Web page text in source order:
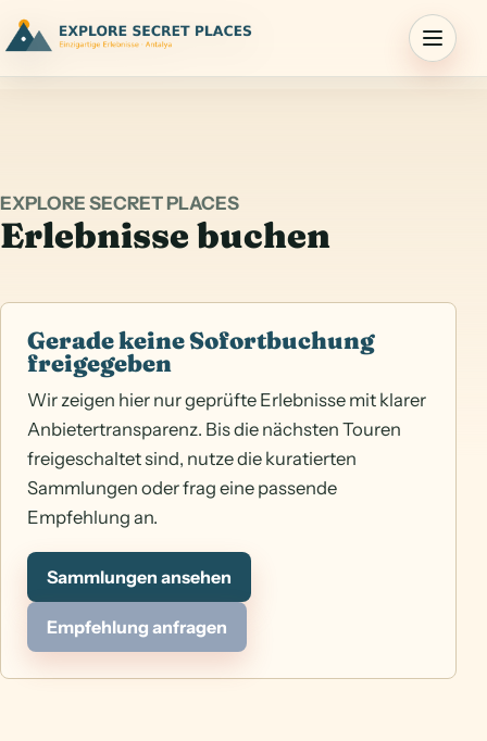
Menue
EXPLORE SECRET PLACES
Erlebnisse buchen
Gerade keine Sofortbuchung
freigegeben
Wir zeigen hier nur geprüfte Erlebnisse mit klarer
Anbietertransparenz. Bis die nächsten Touren
freigeschaltet sind, nutze die kuratierten
Sammlungen oder frag eine passende
Empfehlung an.
Sammlungen ansehen
Empfehlung anfragen